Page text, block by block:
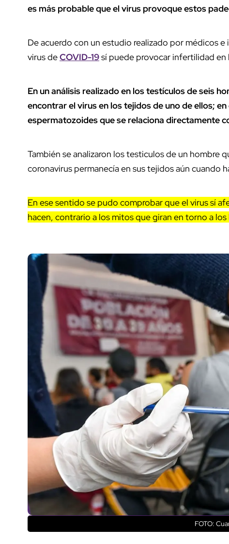
es más probable que el virus provoque estos
De acuerdo con un estudio realizado por médicos e
virus deCOVID-19sí puede provocar infertilidad en
En un análisis realizado en los testículos de seis
encontrar el virus en los tejidos de uno de ellos;
espermatozoides que se relaciona directamente
También se analizaron los testiculos de un hombre
coronavirus permanecía en sus tejidos aún cuando
En ese sentido se pudo comprobar que el virus sí
hacen, contrario a los mitos que giran en torno a
FOTO: